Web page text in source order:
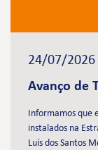
24/07/2026
Avanço de
Informamos que
instalados na
Luís dos Santos